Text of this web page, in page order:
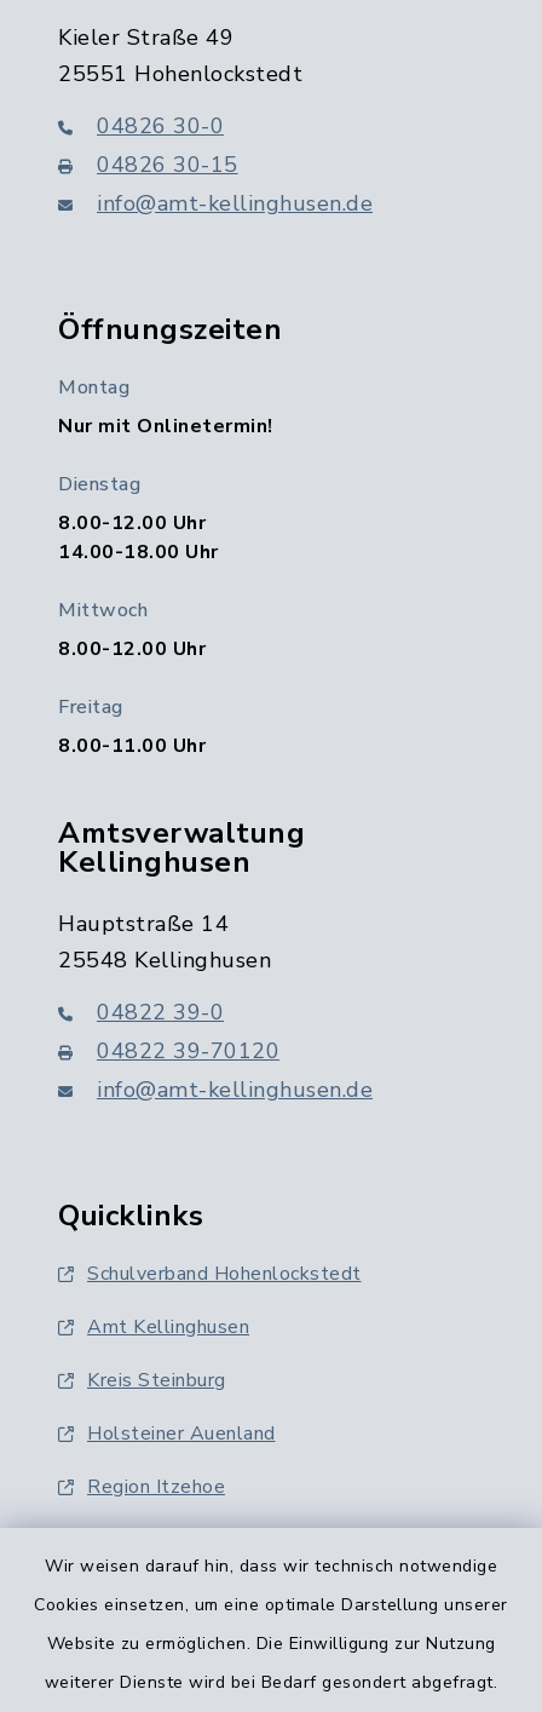
Wir weisen darauf hin, dass wir technisch notwendige
Cookies einsetzen, um eine optimale Darstellung unserer
Website zu ermöglichen. Die Einwilligung zur Nutzung
weiterer Dienste wird bei Bedarf gesondert abgefragt.
Kieler Straße 49
25551 Hohenlockstedt
04826 30-0
04826 30-15
info@amt-kellinghusen.de
Öffnungszeiten
Montag
Nur mit Onlinetermin!
Dienstag
8.00-12.00 Uhr
14.00-18.00 Uhr
Mittwoch
8.00-12.00 Uhr
Freitag
8.00-11.00 Uhr
Amtsverwaltung
Kellinghusen
Hauptstraße 14
25548 Kellinghusen
04822 39-0
04822 39-70120
info@amt-kellinghusen.de
Quicklinks
Schulverband Hohenlockstedt
Amt Kellinghusen
Kreis Steinburg
Holsteiner Auenland
Region Itzehoe